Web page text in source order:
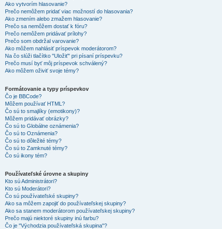
Ako vytvorím hlasovanie?
Prečo nemôžem pridať viac možností do hlasovania?
Ako zmením alebo zmažem hlasovanie?
Prečo sa nemôžem dostať k fóru?
Prečo nemôžem pridávať prílohy?
Prečo som obdržal varovanie?
Ako môžem nahlásiť príspevok moderátorom?
Na čo slúži tlačítko "Uložiť" pri písaní príspevku?
Prečo musí byť môj príspevok schválený?
Ako môžem oživiť svoje témy?
Formátovanie a typy príspevkov
Čo je BBCode?
Môžem používať HTML?
Čo sú to smajlíky (emotikony)?
Môžem pridávať obrázky?
Čo sú to Globálne oznámenia?
Čo sú to Oznámenia?
Čo sú to dôležité témy?
Čo sú to Zamknuté témy?
Čo sú ikony tém?
Používateľské úrovne a skupiny
Kto sú Administrátori?
Kto sú Moderátori?
Čo sú používateľské skupiny?
Ako sa môžem zapojiť do používateľskej skupiny?
Ako sa stanem moderátorom používateľskej skupiny?
Prečo majú niektoré skupiny inú farbu?
Čo je "Východzia používateľská skupina"?